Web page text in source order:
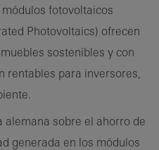
fotovoltaicos
Photovoltaics) ofrecen
sostenibles y con
rentables para inversores,
alemana sobre el ahorro de
generada en los módulos